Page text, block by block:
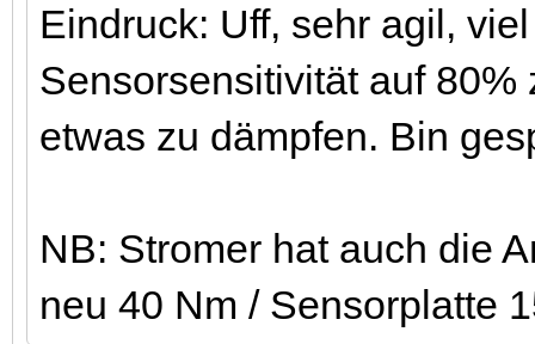
Eindruck: Uff, sehr agil,
Sensorsensitivität auf
etwas zu dämpfen. Bin
NB: Stromer hat auch die
neu 40 Nm / Sensorplatte